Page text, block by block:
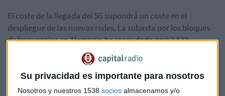
Su privacidad es importante para nosotros
Nosotros y nuestros 1538 socios almacenamos y/o
El coste de la llegada del 5G supondrá un coste en el
despliegue de las nuevas redes. La subasta por los bloques
de frecuencias en Alemania ha recaudado casi 2.533
millones de euros en sus primeros quince días gracias a las
pujas de los cuatro operadores en liza, Telefónica
Deutschland, Deutsche Telekom, Vodafone y Drillitsch, filial
de Unitedinternet.